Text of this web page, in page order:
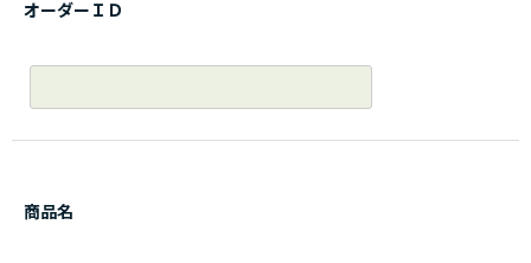
オーダーＩＤ
商品名